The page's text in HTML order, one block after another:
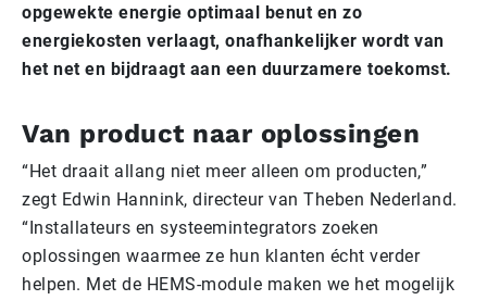
opgewekte energie optimaal benut en zo
energiekosten verlaagt, onafhankelijker wordt van
het net en bijdraagt aan een duurzamere toekomst.
Van product naar oplossingen
“Het draait allang niet meer alleen om producten,”
zegt Edwin Hannink, directeur van Theben Nederland.
“Installateurs en systeemintegrators zoeken
oplossingen waarmee ze hun klanten écht verder
helpen. Met de HEMS-module maken we het mogelijk